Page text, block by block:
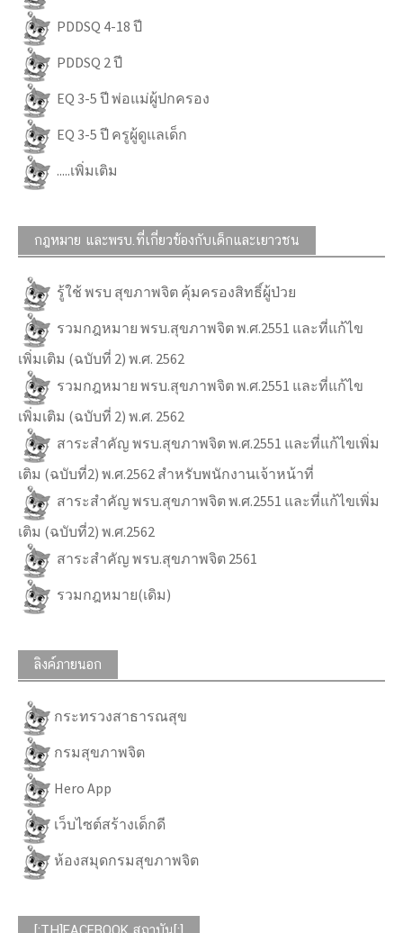
PDDSQ 4-18 ปี
PDDSQ 2 ปี
EQ 3-5 ปี พ่อแม่ผู้ปกครอง
EQ 3-5 ปี ครูผู้ดูแลเด็ก
.....เพิ่มเติม
กฎหมาย และพรบ.ที่เกี่ยวข้องกับเด็กและเยาวชน
รู้ใช้ พรบ สุขภาพจิต คุ้มครองสิทธิ์ผู้ป่วย
รวมกฎหมาย พรบ.สุขภาพจิต พ.ศ.2551 และที่แก้ไข
เพิ่มเติม (ฉบับที่ 2) พ.ศ. 2562
รวมกฎหมาย พรบ.สุขภาพจิต พ.ศ.2551 และที่แก้ไข
เพิ่มเติม (ฉบับที่ 2) พ.ศ. 2562
สาระสำคัญ พรบ.สุขภาพจิต พ.ศ.2551 และที่แก้ไขเพิ่ม
เติม (ฉบับที่2) พ.ศ.2562 สำหรับพนักงานเจ้าหน้าที่
สาระสำคัญ พรบ.สุขภาพจิต พ.ศ.2551 และที่แก้ไขเพิ่ม
เติม (ฉบับที่2) พ.ศ.2562
สาระสำคัญ พรบ.สุขภาพจิต 2561
รวมกฎหมาย(เดิม)
ลิงค์ภายนอก
กระทรวงสาธารณสุข
กรมสุขภาพจิต
Hero App
เว็บไซต์สร้างเด็กดี
ห้องสมุดกรมสุขภาพจิต
[:TH]FACEBOOK สถาบัน[:]